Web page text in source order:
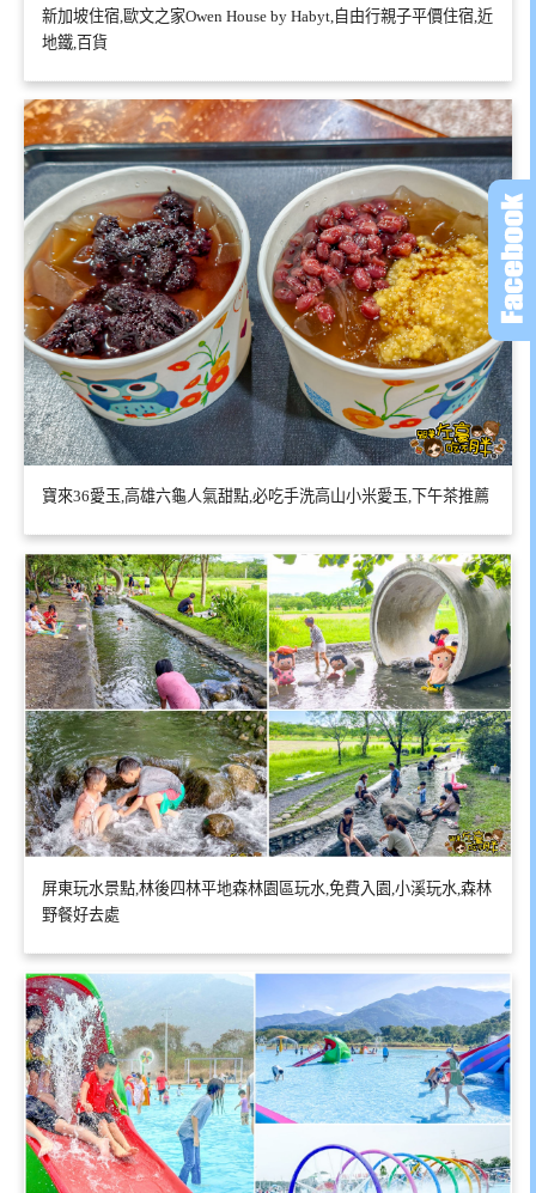
新加坡住宿,歐文之家Owen House by Habyt,自由行親子平價住宿,近
地鐵,百貨
寶來36愛玉,高雄六龜人氣甜點,必吃手洗高山小米愛玉,下午茶推薦
屏東玩水景點,林後四林平地森林園區玩水,免費入園,小溪玩水,森林
野餐好去處